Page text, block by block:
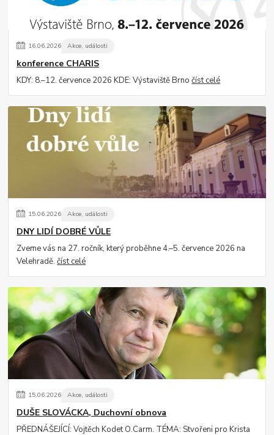
16.06.2026 Akce, události
konference CHARIS
KDY: 8.–12. července 2026 KDE: Výstaviště Brnočíst celé
15.06.2026 Akce, události
DNY LIDÍ DOBRÉ VŮLE
Zveme vás na 27. ročník, který proběhne 4.–5. července 2026 na
Velehradě.číst celé
15.06.2026 Akce, události
DUŠE SLOVÁCKA, Duchovní obnova
PŘEDNÁŠEJÍCÍ: Vojtěch Kodet O.Carm. TÉMA: Stvořeni pro Krista